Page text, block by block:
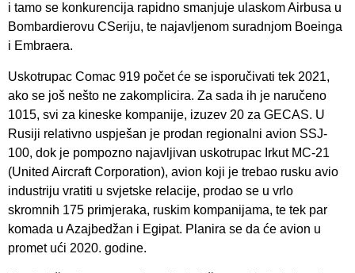
i tamo se konkurencija rapidno smanjuje ulaskom Airbusa u
Bombardierovu CSeriju, te najavljenom suradnjom Boeinga
i Embraera.
Uskotrupac Comac 919 počet će se isporučivati tek 2021,
ako se još nešto ne zakomplicira. Za sada ih je naručeno
1015, svi za kineske kompanije, izuzev 20 za GECAS. U
Rusiji relativno uspješan je prodan regionalni avion SSJ-
100, dok je pompozno najavljivan uskotrupac Irkut MC-21
(United Aircraft Corporation), avion koji je trebao rusku avio
industriju vratiti u svjetske relacije, prodao se u vrlo
skromnih 175 primjeraka, ruskim kompanijama, te tek par
komada u Azajbedžan i Egipat. Planira se da će avion u
promet ući 2020. godine.